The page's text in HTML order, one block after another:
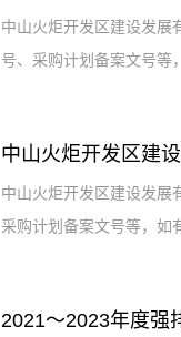
中山火炬开发区建设发展
号、采购计划备案文号等
中山火炬开发区建
中山火炬开发区建设发展
采购计划备案文号等，如
2021～2023年度强